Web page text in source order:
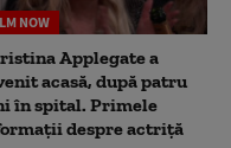
NOW
Applegate a
acasă, după patru
în spital. Primele
despre actriță